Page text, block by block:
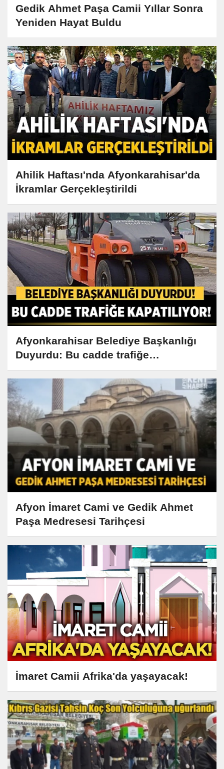
Gedik Ahmet Paşa Camii Yıllar Sonra
Yeniden Hayat Buldu
Ahilik Haftası'nda Afyonkarahisar'da
İkramlar Gerçekleştirildi
Afyonkarahisar Belediye Başkanlığı
Duyurdu: Bu cadde trafiğe
kapatılıyor!
Afyon İmaret Cami ve Gedik Ahmet
Paşa Medresesi Tarihçesi
İmaret Camii Afrika'da yaşayacak!